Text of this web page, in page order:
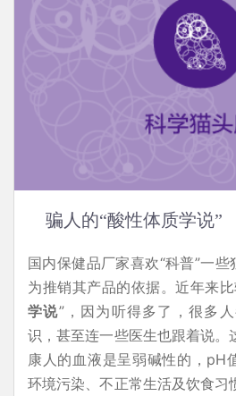
骗人的“酸性体质学说”
国内保健品厂家喜欢“科普”一些
为推销其产品的依据。近年来
学说”，因为听得多了，很多
识，甚至连一些医生也跟着说。
康人的血液是呈弱碱性的，pH
环境污染、不正常生活及饮食习